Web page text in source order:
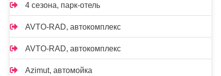
4 сезона, парк-отель
AVTO-RAD, автокомплекс
AVTO-RAD, автокомплекс
Azimut, автомойка